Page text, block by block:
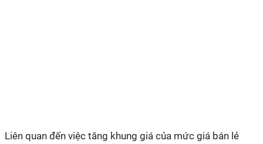
Liên quan đến việc tăng khung giá của mức giá bán lẻ